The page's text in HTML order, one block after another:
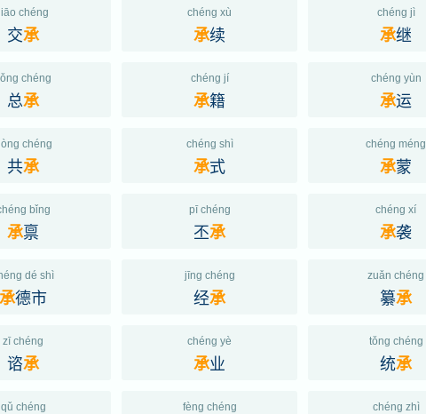
chéng
交承
chéng xù
承续
chéng jì
承继
chéng
总承
chéng jí
承籍
chéng yùn
承运
chéng
共承
chéng shì
承式
chéng méng
承蒙
bǐng
承禀
pī chéng
丕承
chéng xí
承袭
dé shì
承德市
jīng chéng
经承
zuǎn chéng
纂承
zī chéng
谘承
chéng yè
承业
tǒng chéng
统承
qǔ chéng fèng chéng chéng zhì